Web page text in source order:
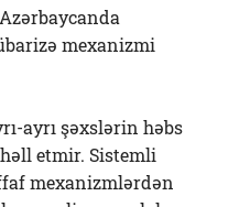
mexanizmi
ayrı şəxslərin həbs
etmir. Sistemli
mexanizmlərdən